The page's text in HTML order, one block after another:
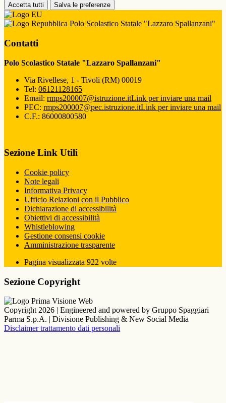
Accetta tutti Salva le preferenze
Polo Scolastico Statale "Lazzaro Spallanzani"
Contatti
Polo Scolastico Statale "Lazzaro Spallanzani"
Via Rivellese, 1 - Tivoli (RM) 00019
Tel: 06121128165
Email: rmps200007@istruzione.itLink per inviare una mail
PEC: rmps200007@pec.istruzione.itLink per inviare una mail
C.F.: 86000800580
Sezione Link Utili
Cookie policy
Note legali
Informativa Privacy
Ufficio Relazioni con il Pubblico
Dichiarazione di accessibilità
Obiettivi di accessibilità
Whistleblowing
Gestione consensi cookie
Amministrazione trasparente
Pagina visualizzata 922 volte
Sezione Copyright
Copyright 2026 | Engineered and powered by Gruppo Spaggiari
Parma S.p.A. | Divisione Publishing & New Social Media
Disclaimer trattamento dati personali